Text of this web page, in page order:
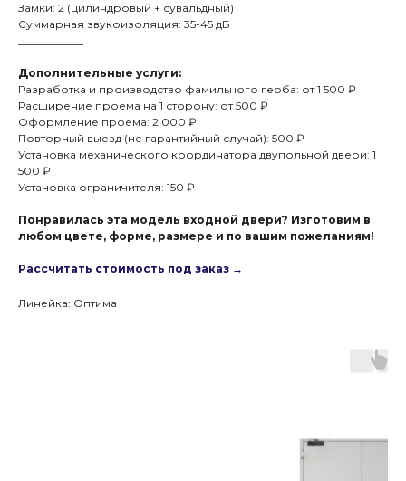
Замки: 2 (цилиндровый + сувальдный)
Суммарная звукоизоляция: 35-45 дБ
Дополнительные услуги:
Разработка и производство фамильного герба: от 1 500 ₽
Расширение проема на 1 сторону: от 500 ₽
Оформление проема: 2 000 ₽
Повторный выезд (не гарантийный случай): 500 ₽
Установка механического координатора двупольной двери: 1
500 ₽
Установка ограничителя: 150 ₽
Понравилась эта модель входной двери? Изготовим в
любом цвете, форме, размере и по вашим пожеланиям!
Рассчитать стоимость под заказ →
Линейка: Оптима